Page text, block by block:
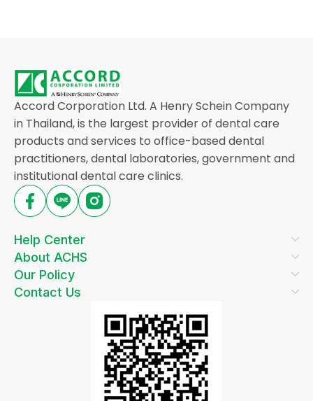
Accord Corporation Ltd. A Henry Schein Company
in Thailand, is the largest provider of dental care
products and services to office-based dental
practitioners, dental laboratories, government and
institutional dental care clinics.
Help Center
About ACHS
Our Policy
Contact Us